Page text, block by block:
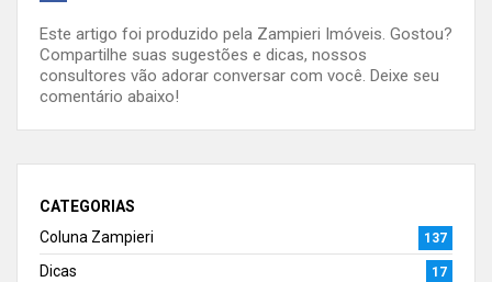
Este artigo foi produzido pela Zampieri Imóveis. Gostou?
Compartilhe suas sugestões e dicas, nossos
consultores vão adorar conversar com você. Deixe seu
comentário abaixo!
CATEGORIAS
Coluna Zampieri
137
Dicas 17